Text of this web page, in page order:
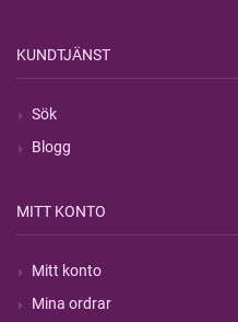
KUNDTJÄNST
Sök
Blogg
MITT KONTO
Mitt konto
Mina ordrar